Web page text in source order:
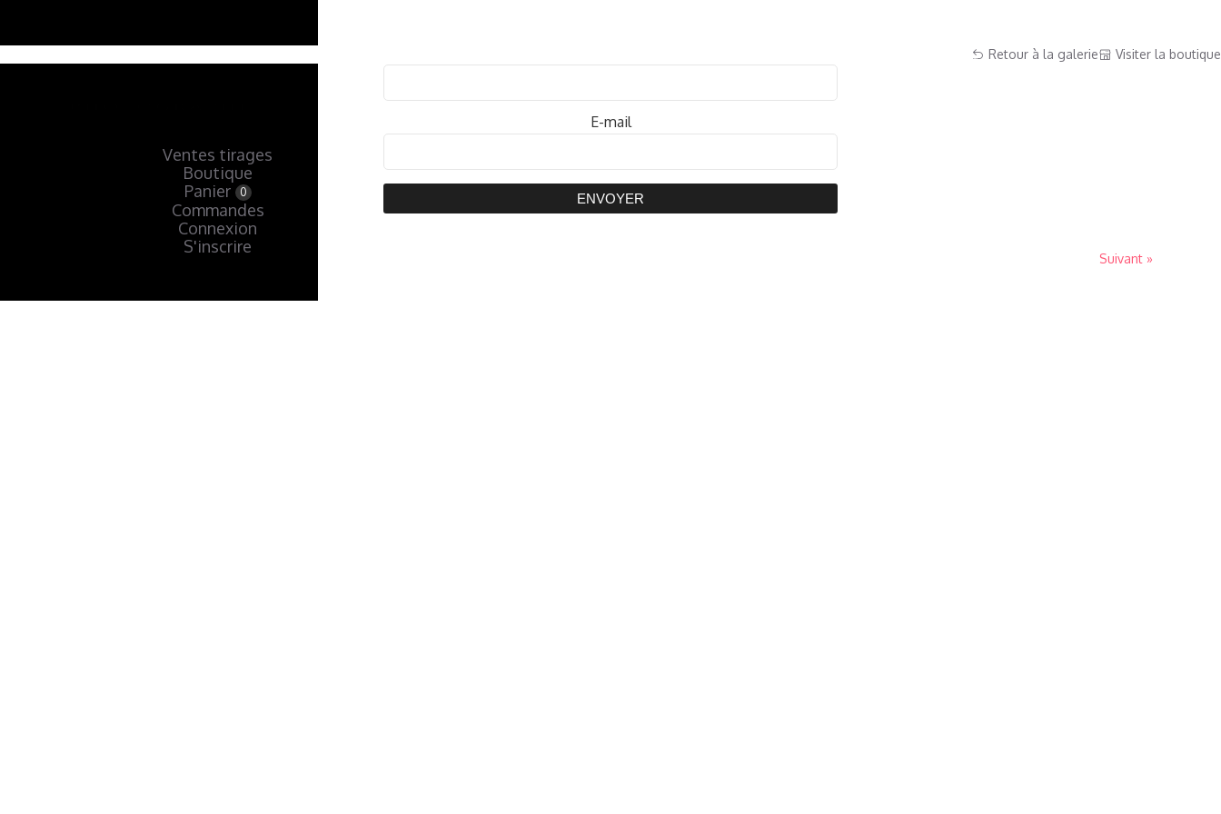
Ventes tirages
Boutique
Panier
0
Commandes
Connexion
S'inscrire
Retour à la galerie Visiter la boutique
E-mail
ENVOYER
Suivant »